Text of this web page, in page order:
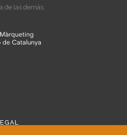
de las demás.